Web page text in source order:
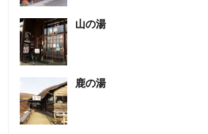
山の湯
鹿の湯